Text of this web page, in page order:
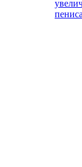
пениса